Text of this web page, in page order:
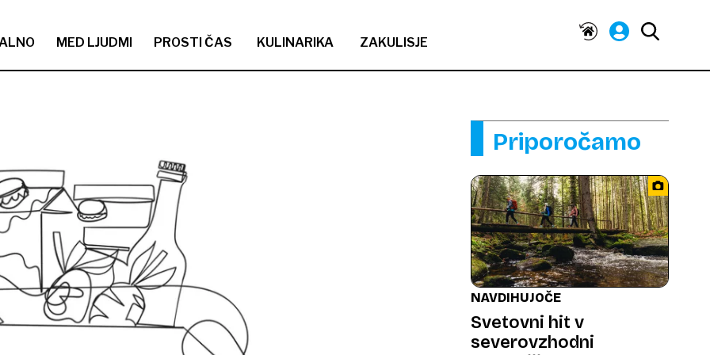
MED LJUDMI PROSTI ČAS KULINARIKA ZAKULISJE
Priporočamo
NAVDIHUJOČE
Svetovni hit v
severovzhodni